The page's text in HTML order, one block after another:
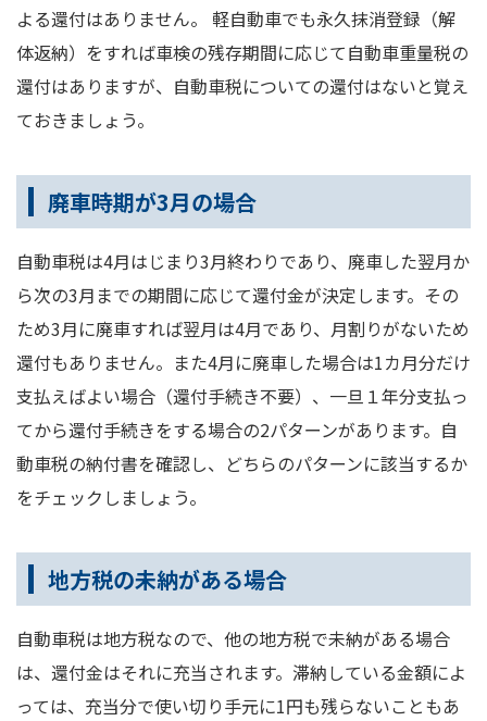
よる還付はありません。 軽自動車でも永久抹消登録（解
体返納）をすれば車検の残存期間に応じて自動車重量税の
還付はありますが、自動車税についての還付はないと覚え
ておきましょう。
廃車時期が3月の場合
自動車税は4月はじまり3月終わりであり、廃車した翌月か
ら次の3月までの期間に応じて還付金が決定します。その
ため3月に廃車すれば翌月は4月であり、月割りがないため
還付もありません。また4月に廃車した場合は1カ月分だけ
支払えばよい場合（還付手続き不要）、一旦１年分支払っ
てから還付手続きをする場合の2パターンがあります。自
動車税の納付書を確認し、どちらのパターンに該当するか
をチェックしましょう。
地方税の未納がある場合
自動車税は地方税なので、他の地方税で未納がある場合
は、還付金はそれに充当されます。滞納している金額によ
っては、充当分で使い切り手元に1円も残らないこともあ